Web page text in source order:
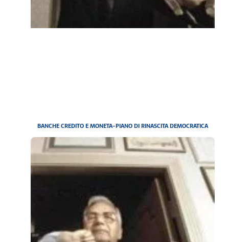
BANCHE CREDITO E MONETA-PIANO DI RINASCITA DEMOCRATICA